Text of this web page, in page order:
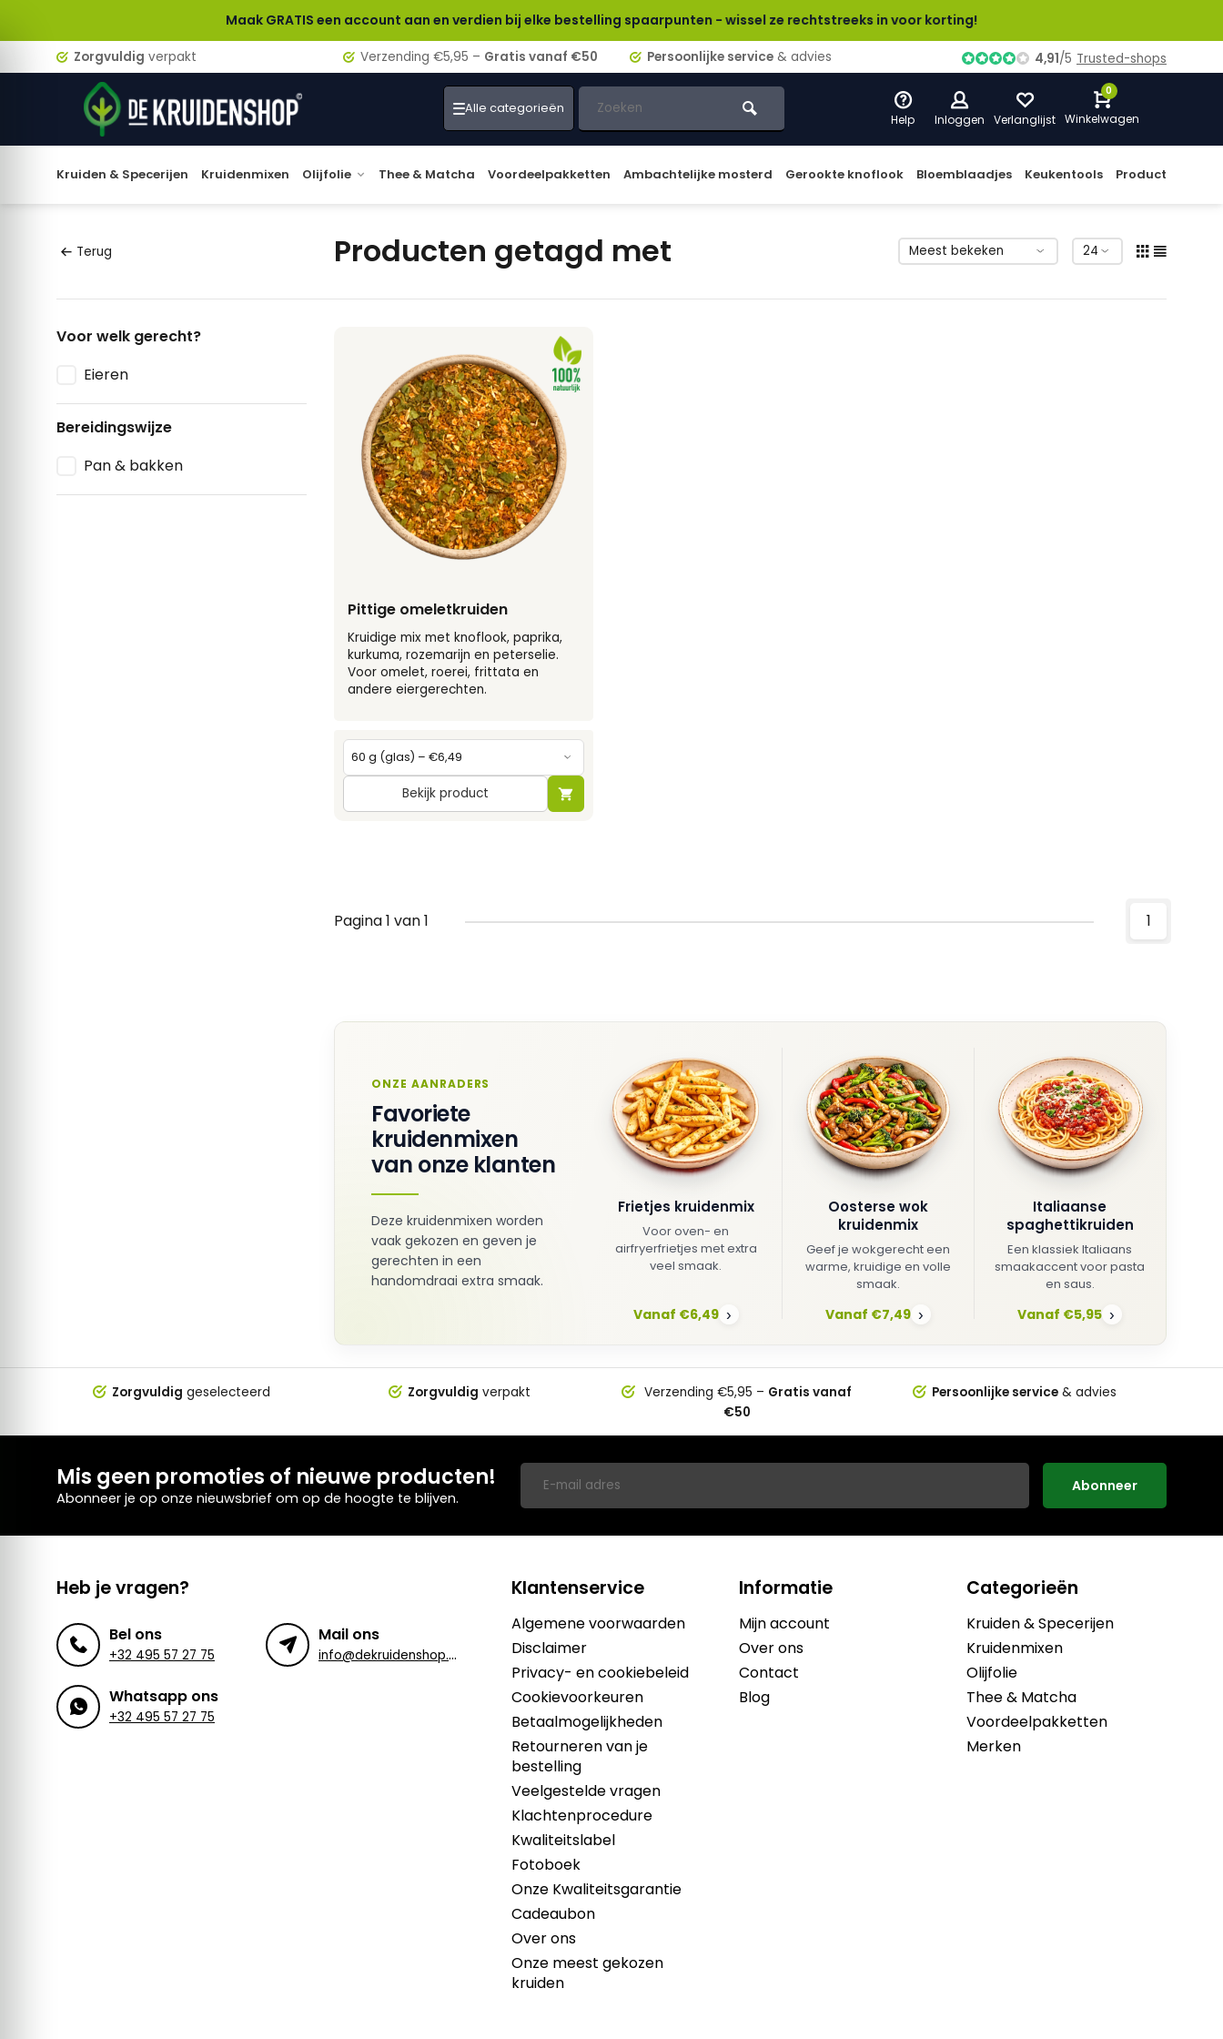
Maak GRATIS een account aan en verdien bij elke bestelling spaarpunten - wissel ze rechtstreeks in voor korting!
Zorgvuldig verpakt Verzending €5,95 – Gratis vanaf €50 Persoonlijke service & advies 4,91/5 Trusted-shops
Alle categorieën
Help Inloggen Verlanglijst
0
Winkelwagen
Kruiden & Specerijen Kruidenmixen Olijfolie Thee & Matcha Voordeelpakketten Ambachtelijke mosterd Gerookte knoflook Bloemblaadjes Keukentools Producten A-Z
Terug Producten getagd met
Voor welk gerecht?
Eieren
Bereidingswijze
Pan & bakken
Pittige omeletkruiden
Kruidige mix met knoflook, paprika,
kurkuma, rozemarijn en peterselie.
Voor omelet, roerei, frittata en
andere eiergerechten.
Bekijk product
Pagina 1 van 1 1
ONZE AANRADERS
Favoriete
kruidenmixen
van onze klanten
Deze kruidenmixen worden
vaak gekozen en geven je
gerechten in een
handomdraai extra smaak.
Frietjes kruidenmix
Voor oven- en
airfryerfrietjes met extra
veel smaak.
Vanaf €6,49 ›
Oosterse wok
kruidenmix
Geef je wokgerecht een
warme, kruidige en volle
smaak.
Vanaf €7,49 ›
Italiaanse
spaghettikruiden
Een klassiek Italiaans
smaakaccent voor pasta
en saus.
Vanaf €5,95 ›
Zorgvuldig geselecteerd Zorgvuldig verpakt Verzending €5,95 – Gratis vanaf
€50
Persoonlijke service& advies
Mis geen promoties of nieuwe producten!
Abonneer je op onze nieuwsbrief om op de hoogte te blijven.
Abonneer
Heb je vragen?
Bel ons
+32 495 57 27 75
Mail ons
i
nfo@dekruidenshop.be
Whatsapp ons
+32 495 57 27 75
Klantenservice
Algemene voorwaarden
Disclaimer
Privacy- en cookiebeleid
Cookievoorkeuren
Betaalmogelijkheden
Retourneren van je
bestelling
Veelgestelde vragen
Klachtenprocedure
Kwaliteitslabel
Fotoboek
Onze Kwaliteitsgarantie
Cadeaubon
Over ons
Onze meest gekozen
kruiden
Informatie
Mijn account
Over ons
Contact
Blog
Categorieën
Kruiden & Specerijen
Kruidenmixen
Olijfolie
Thee & Matcha
Voordeelpakketten
Merken